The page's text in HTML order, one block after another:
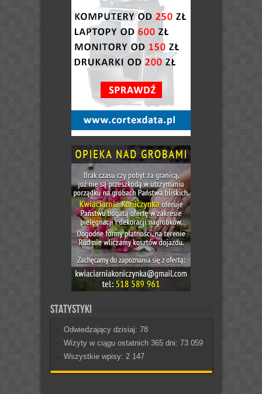
Statystyki
Odwiedzający dzisiaj: 78
Wizyty w ciągu ostatnich 365 dni: 73 059
Wszystkie wpisy: 2 147